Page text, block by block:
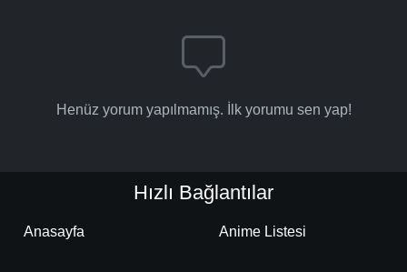
Henüz yorum yapılmamış. İlk yorumu sen yap!
Hızlı Bağlantılar
Anasayfa Anime Listesi